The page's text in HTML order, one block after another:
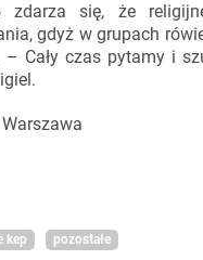
zdarza się, że
gdyż w grupach
– Cały czas pytamy i
kep pozostałe